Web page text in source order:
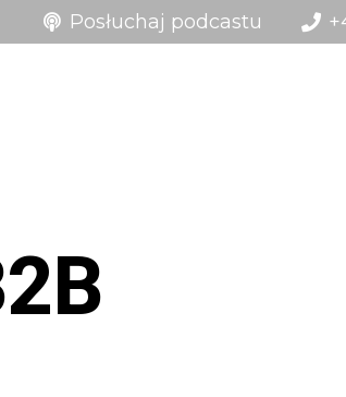
Posłuchaj podcastu